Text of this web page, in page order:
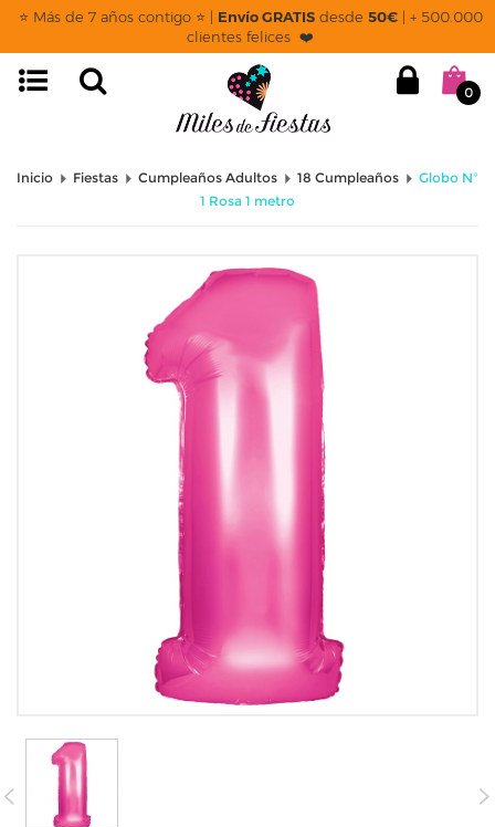
⭐ Más de 7 años contigo ⭐ | Envío GRATISdesde 50€| + 500.000
clientes felices ❤️
0
Inicio Fiestas Cumpleaños Adultos 18 Cumpleaños
Globo Nº
1 Rosa 1 metro